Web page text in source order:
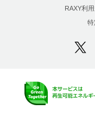
RAXY利
特